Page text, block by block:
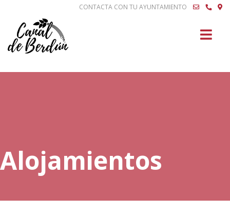
CONTACTA CON TU AYUNTAMIENTO
Alojamientos